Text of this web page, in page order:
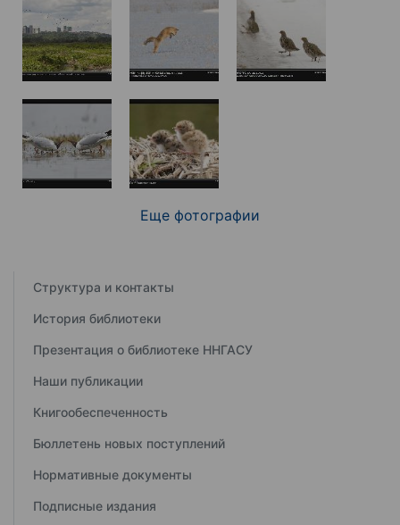
Еще фотографии
Структура и контакты
История библиотеки
Презентация о библиотеке ННГАСУ
Наши публикации
Книгообеспеченность
Бюллетень новых поступлений
Нормативные документы
Подписные издания